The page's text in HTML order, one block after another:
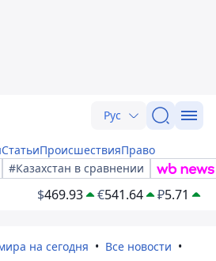
Рус
СтатьиПроисшествияПраво
#Казахстан в сравнении
$469.93 €541.64 ₽5.71
на сегодня
Все новости